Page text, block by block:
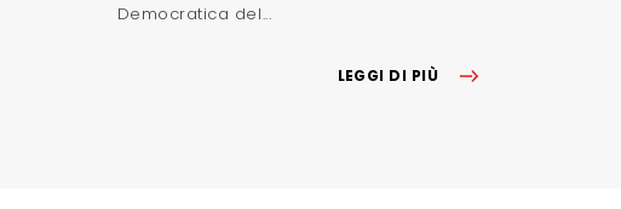
Democratica del...
LEGGI DI PIÙ